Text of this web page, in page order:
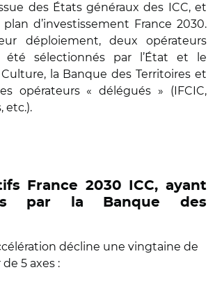
des États généraux des ICC, et
d’investissement France 2030.
déploiement, deux opérateurs
été sélectionnés par l’État et le
la Banque des Territoires et
opérateurs « délégués » (IFCIC,
etc.).
France 2030 ICC, ayant
par la Banque des
décline une vingtaine de
5 axes :